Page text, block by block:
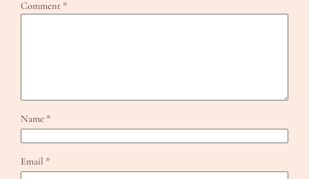
Comment *
Name *
Email *